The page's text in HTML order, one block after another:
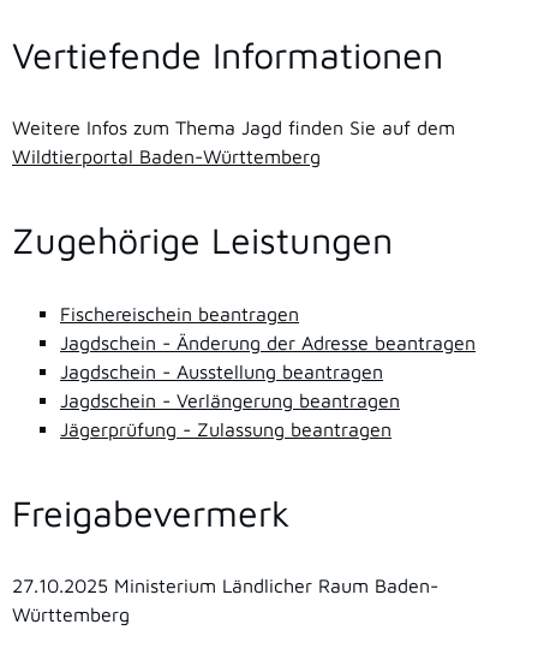
Vertiefende Informationen
Weitere Infos zum Thema Jagd finden Sie auf dem
Wildtierportal Baden-Württemberg
Zugehörige Leistungen
Fischereischein beantragen
Jagdschein - Änderung der Adresse beantragen
Jagdschein - Ausstellung beantragen
Jagdschein - Verlängerung beantragen
Jägerprüfung - Zulassung beantragen
Freigabevermerk
27.10.2025 Ministerium Ländlicher Raum Baden-
Württemberg